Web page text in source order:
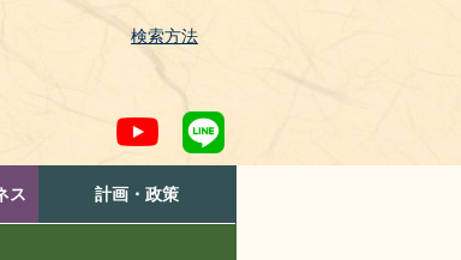
検索方法
ス 計画・政策